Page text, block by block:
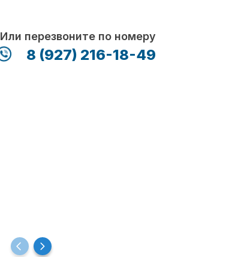
Или перезвоните по номеру
8 (927) 216-18-49